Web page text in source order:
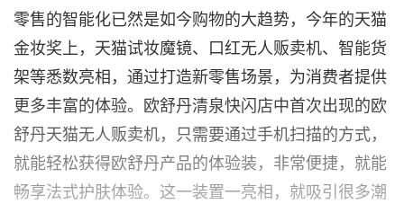
零售的智能化已然是如今购物的大趋势，今年的天猫
金妆奖上，天猫试妆魔镜、口红无人贩卖机、智能货
架等悉数亮相，通过打造新零售场景，为消费者提供
更多丰富的体验。欧舒丹清泉快闪店中首次出现的欧
舒丹天猫无人贩卖机，只需要通过手机扫描的方式，
就能轻松获得欧舒丹产品的体验装，非常便捷，就能
畅享法式护肤体验。 这一装置一亮相，就吸引很多潮